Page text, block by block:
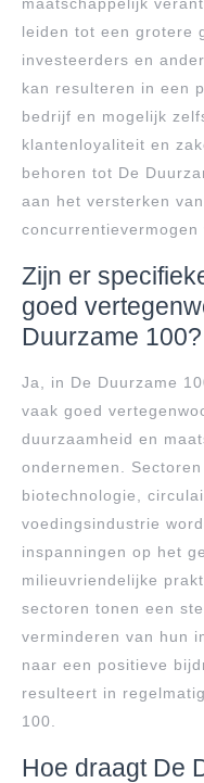
leiden tot een grotere
investeerders en
kan resulteren in een
bedrijf en mogelijk
klantenloyaliteit en
behoren tot De
aan het versterken
concurrentievermogen
Zijn er
goed
Duurzame 100?
Ja, in De Duurzame
vaak goed
duurzaamheid en
ondernemen.
biotechnologie,
voedingsindustrie
inspanningen op het
milieuvriendelijke
sectoren tonen een
verminderen van hun
naar een positieve
resulteert in
100.
Hoe draagt De